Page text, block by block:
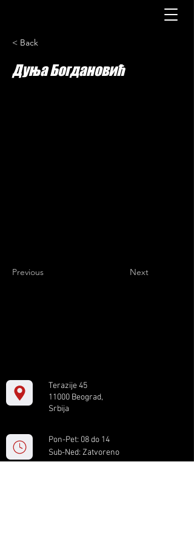
< Back
Дуња Богдановић
Previous Next
Terazije 45
11000 Beograd,
Srbija
Pon-Pet: 08 do 14
Sub-Ned: Zatvoreno